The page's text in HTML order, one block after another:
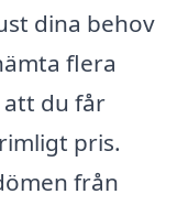
dina behov
flera
du får
pris.
från